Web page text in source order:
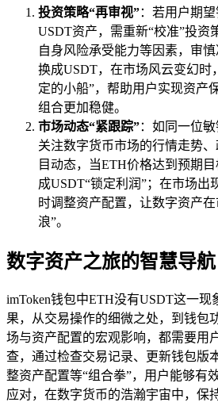
投资策略“再审视”：若用户期
USDT资产，需重新“校准”投资
自身风险承受能力等因素，审
换成USDT，在市场风云变幻时
定的小船”，帮助用户实现资产
组合更加稳健。
市场动态“紧跟踪”：如同一位
关注数字货币市场的行情走势
目动态，当ETH价格达到预期
成USDT“锁定利润”；在市场出
时调整资产配置，让数字资产
浪”。
数字资产之旅的智慧导航
imToken钱包中ETH没有USDT这一现
果，从交易操作的细微之处，到钱包
场与资产配置的宏观影响，都需要用
查，通过检查交易记录、更新钱包版
整资产配置等“组合拳”，用户能够有
应对，在数字货币的浩瀚宇宙中，保